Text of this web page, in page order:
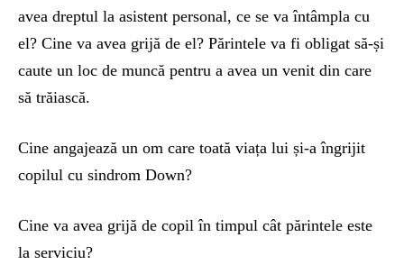
avea dreptul la asistent personal, ce se va întâmpla cu
el? Cine va avea grijă de el? Părintele va fi obligat să-și
caute un loc de muncă pentru a avea un venit din care
să trăiască.
Cine angajează un om care toată viața lui și-a îngrijit
copilul cu sindrom Down?
Cine va avea grijă de copil în timpul cât părintele este
la serviciu?